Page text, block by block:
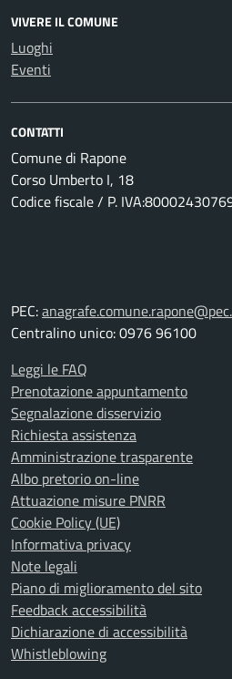
VIVERE IL COMUNE
Luoghi
Eventi
CONTATTI
Comune di Rapone
Corso Umberto I, 18
Codice fiscale / P.
PEC:
Centralino unico: 0976 96100
Leggi le FAQ
Prenotazione appuntamento
Segnalazione disservizio
Richiesta assistenza
Amministrazione trasparente
Albo pretorio on-line
Attuazione misure PNRR
Cookie Policy (UE)
Informativa privacy
Note legali
Piano di miglioramento del sito
Feedback accessibilità
Dichiarazione di accessibilità
Whistleblowing